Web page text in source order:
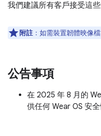
我們建議所有客戶接受這些
附註 ：如需裝置韌體映像
公告事項
在 2025 年 8 月的
供任何 Wear OS 安全